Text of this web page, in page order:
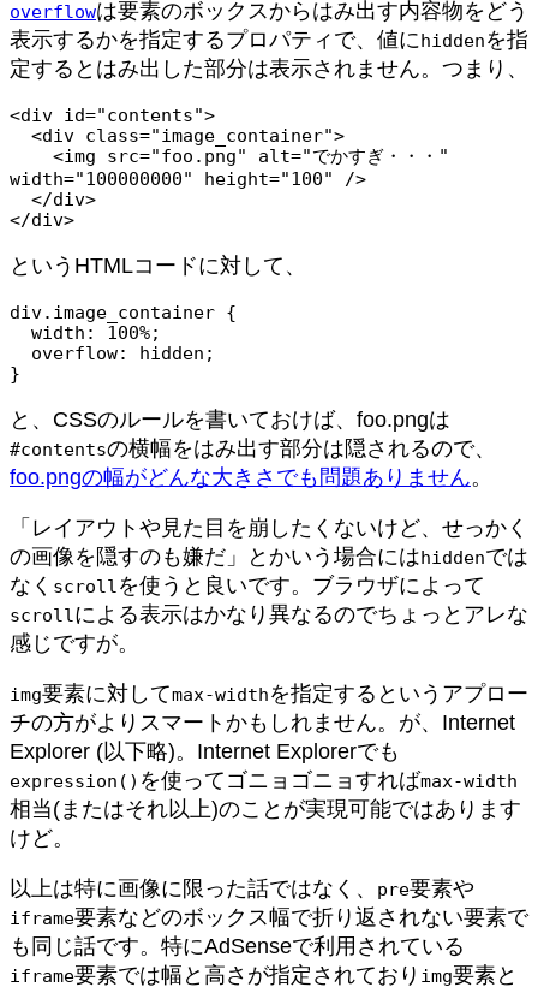
overflowは要素のボックスからはみ出す内容物をどう
表示するかを指定するプロパティで、値にhiddenを指
定するとはみ出した部分は表示されません。つまり、
<div id="contents">
width="100000000" height="100" />
</div>
というHTMLコードに対して、
div.image_container {
}
と、CSSのルールを書いておけば、foo.pngは
#contentsの横幅をはみ出す部分は隠されるので、
foo.pngの幅がどんな大きさでも問題ありません。
「レイアウトや見た目を崩したくないけど、せっかく
の画像を隠すのも嫌だ」とかいう場合にはhiddenでは
なく scroll を使うと良いです。ブラウザによって
scroll による表示はかなり異なるのでちょっとアレな
感じですが。
img要素に対してmax-widthを指定するというアプロー
チの方がよりスマートかもしれません。が、Internet
Explorer (以下略)。Internet Explorerでも
expression() を使ってゴニョゴニョすればmax-width
相当(またはそれ以上)のことが実現可能ではあります
けど。
以上は特に画像に限った話ではなく、 pre要素や
iframe要素などのボックス幅で折り返されない要素で
も同じ話です。特にAdSenseで利用されている
iframe要素では幅と高さが指定されており img要素と